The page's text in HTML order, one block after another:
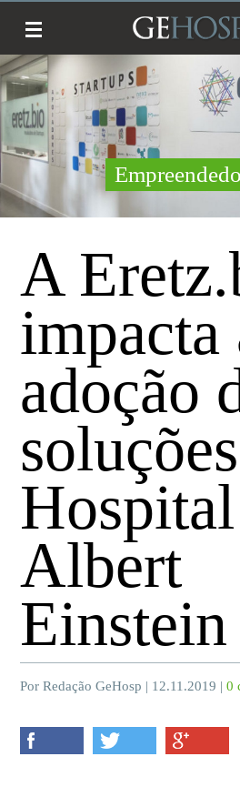
A
impacta
adoção
Hospital
Albert
Einstein
Por Redação GeHosp | 12.11.2019 |0